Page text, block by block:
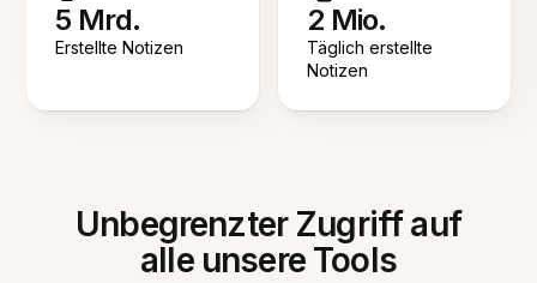
5 Mrd.
Erstellte Notizen
2 Mio.
Täglich erstellte
Notizen
Unbegrenzter Zugriff auf
alle unsere Tools